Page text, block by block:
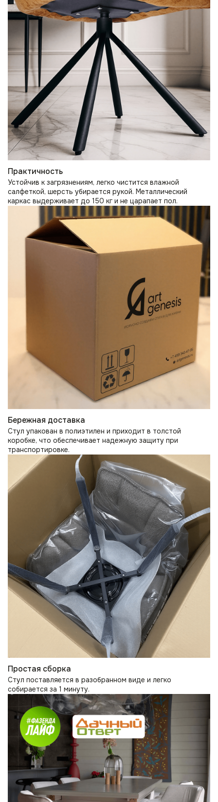
Практичность
Устойчив к загрязнениям, легко чистится влажной
салфеткой, шерсть убирается рукой. Металлический
каркас выдерживает до 150 кг и не царапает пол.
Бережная доставка
Стул упакован в полиэтилен и приходит в толстой
коробке, что обеспечивает надежную защиту при
транспортировке.
Простая сборка
Стул поставляется в разобранном виде и легко
собирается за 1 минуту.